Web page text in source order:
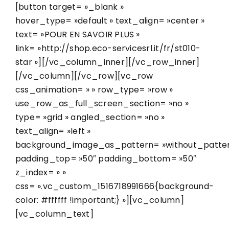
[button target= »_blank »
hover_type= »default » text_align= »center »
text= »POUR EN SAVOIR PLUS »
link= »http://shop.eco-servicesrl.it/fr/st010-
star »][/vc_column_inner][/vc_row_inner]
[/vc_column][/vc_row][vc_row
css_animation= » » row_type= »row »
use_row_as_full_screen_section= »no »
type= »grid » angled_section= »no »
text_align= »left »
background_image_as_pattern=
padding_top= »50″ padding_bottom= »50″
z_index= » »
css= ».vc_custom_1516718991666{background-
color: #ffffff !important;} »][vc_column]
[vc_column_text]